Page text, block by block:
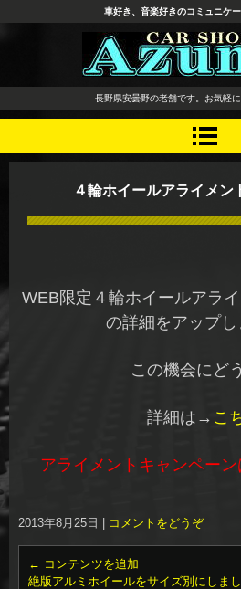
長野県 安曇野市
イール デッドニ
ーディオ レカ
車好き、音楽好きのコミュニケ
長野県安曇野の老舗です。お気軽
４輪ホイールアライメン
WEB限定４輪ホイールアラ
の詳細をアップし
この機会にど
詳細は→ こ
アライメントキャンペーン
2013年8月25日 コメントをどうぞ
← コンテンツを追加
絶版アルミホイールをサイズ別にしま